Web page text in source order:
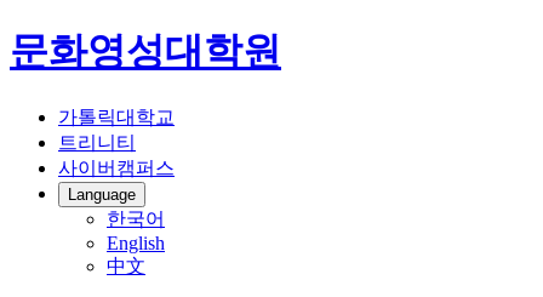
문화영성대학원
가톨릭대학교
트리니티
사이버캠퍼스
Language
한국어
English
中文